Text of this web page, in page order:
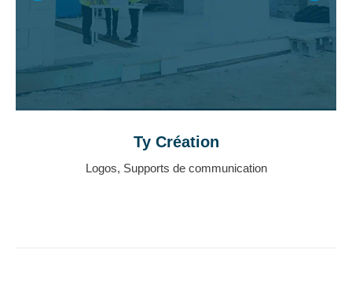
Ty Création
Logos, Supports de communication